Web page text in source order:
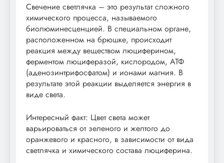
Свечение светлячка – это результат сложного
химического процесса, называемого
биолюминесценцией. В специальном органе,
расположенном на брюшке, происходит
реакция между веществом люциферином,
ферментом люциферазой, кислородом, АТФ
(аденозинтрифосфатом) и ионами магния. В
результате этой реакции выделяется энергия в
виде света.
Интересный факт: Цвет света может
варьироваться от зеленого и желтого до
оранжевого и красного, в зависимости от вида
светлячка и химического состава люциферина.